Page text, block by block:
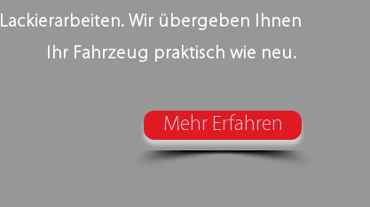
Lackierarbeiten. Wir übergeben Ihnen
Ihr Fahrzeug praktisch wie neu.
Mehr Erfahren